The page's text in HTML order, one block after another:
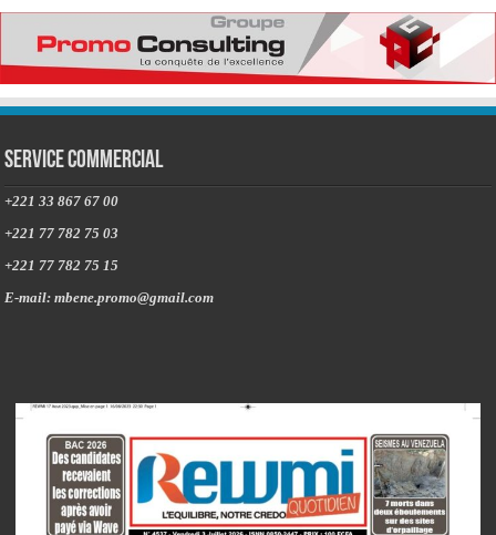
Service commercial
+221 33 867 67 00
+221 77 782 75 03
+221 77 782 75 15
E-mail: mbene.promo@gmail.com